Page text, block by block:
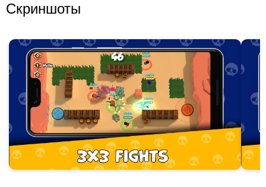
Скриншоты